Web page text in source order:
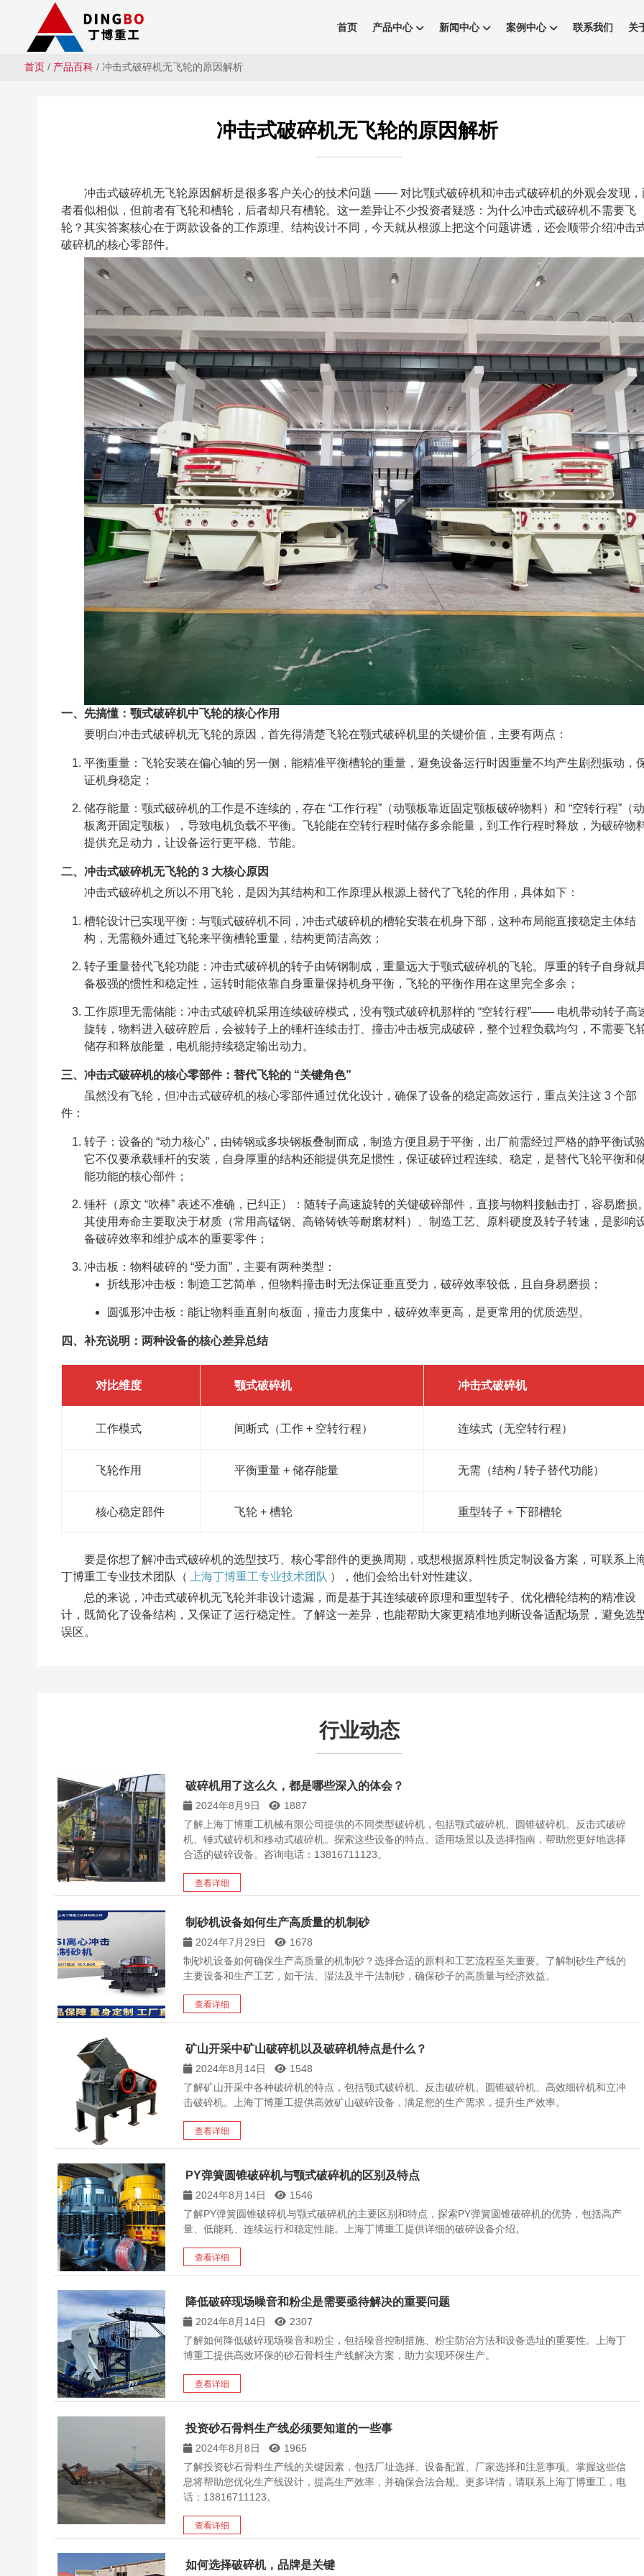
首页 产品中心 新闻中心 案例中心 联系我们 关
首页/ 产品百科/ 冲击式破碎机无飞轮的原因解析
冲击式破碎机无飞轮的原因解析
冲击式破碎机无飞轮原因解析是很多客户关心的技术问题 —— 对比颚式破碎机和冲击式破碎机的外观会发现，
者看似相似，但前者有飞轮和槽轮，后者却只有槽轮。这一差异让不少投资者疑惑：为什么冲击式破碎机不需要飞
轮？其实答案核心在于两款设备的工作原理、结构设计不同，今天就从根源上把这个问题讲透，还会顺带介绍冲击
破碎机的核心零部件。
一、先搞懂：颚式破碎机中飞轮的核心作用
要明白冲击式破碎机无飞轮的原因，首先得清楚飞轮在颚式破碎机里的关键价值，主要有两点：
平衡重量：飞轮安装在偏心轴的另一侧，能精准平衡槽轮的重量，避免设备运行时因重量不均产生剧烈振动，
证机身稳定；
储存能量：颚式破碎机的工作是不连续的，存在 “工作行程”（动颚板靠近固定颚板破碎物料）和 “空转行程”（
板离开固定颚板），导致电机负载不平衡。飞轮能在空转行程时储存多余能量，到工作行程时释放，为破碎物
提供充足动力，让设备运行更平稳、节能。
二、冲击式破碎机无飞轮的 3 大核心原因
冲击式破碎机之所以不用飞轮，是因为其结构和工作原理从根源上替代了飞轮的作用，具体如下：
槽轮设计已实现平衡：与颚式破碎机不同，冲击式破碎机的槽轮安装在机身下部，这种布局能直接稳定主体结
构，无需额外通过飞轮来平衡槽轮重量，结构更简洁高效；
转子重量替代飞轮功能：冲击式破碎机的转子由铸钢制成，重量远大于颚式破碎机的飞轮。厚重的转子自身就
备极强的惯性和稳定性，运转时能依靠自身重量保持机身平衡，飞轮的平衡作用在这里完全多余；
工作原理无需储能：冲击式破碎机采用连续破碎模式，没有颚式破碎机那样的 “空转行程”—— 电机带动转子高
旋转，物料进入破碎腔后，会被转子上的锤杆连续击打、撞击冲击板完成破碎，整个过程负载均匀，不需要飞
储存和释放能量，电机能持续稳定输出动力。
三、冲击式破碎机的核心零部件：替代飞轮的 “关键角色”
虽然没有飞轮，但冲击式破碎机的核心零部件通过优化设计，确保了设备的稳定高效运行，重点关注这 3 个部
件：
转子：设备的 “动力核心”，由铸钢或多块钢板叠制而成，制造方便且易于平衡，出厂前需经过严格的静平衡试
它不仅要承载锤杆的安装，自身厚重的结构还能提供充足惯性，保证破碎过程连续、稳定，是替代飞轮平衡和
能功能的核心部件；
锤杆（原文 “吹棒” 表述不准确，已纠正）：随转子高速旋转的关键破碎部件，直接与物料接触击打，容易磨损
其使用寿命主要取决于材质（常用高锰钢、高铬铸铁等耐磨材料）、制造工艺、原料硬度及转子转速，是影响
备破碎效率和维护成本的重要零件；
冲击板：物料破碎的 “受力面”，主要有两种类型：
折线形冲击板：制造工艺简单，但物料撞击时无法保证垂直受力，破碎效率较低，且自身易磨损；
圆弧形冲击板：能让物料垂直射向板面，撞击力度集中，破碎效率更高，是更常用的优质选型。
四、补充说明：两种设备的核心差异总结
对比维度 颚式破碎机 冲击式破碎机
工作模式 间断式（工作 + 空转行程） 连续式（无空转行程）
飞轮作用 平衡重量 + 储存能量 无需（结构 / 转子替代功能）
核心稳定部件 飞轮 + 槽轮 重型转子 + 下部槽轮
要是你想了解冲击式破碎机的选型技巧、核心零部件的更换周期，或想根据原料性质定制设备方案，可联系上
丁博重工专业技术团队（
上海丁博重工专业技术团队 ），他们会给出针对性建议。
总的来说，冲击式破碎机无飞轮并非设计遗漏，而是基于其连续破碎原理和重型转子、优化槽轮结构的精准设
计，既简化了设备结构，又保证了运行稳定性。了解这一差异，也能帮助大家更精准地判断设备适配场景，避免选
误区。
行业动态
破碎机用了这么久，都是哪些深入的体会？
2024年8月9日
1887
了解上海丁博重工机械有限公司提供的不同类型破碎机，包括颚式破碎机、圆锥破碎机、反击式破碎
机、锤式破碎机和移动式破碎机。探索这些设备的特点、适用场景以及选择指南，帮助您更好地选择
合适的破碎设备。咨询电话：13816711123。
查看详细
制砂机设备如何生产高质量的机制砂
2024年7月29日
1678
制砂机设备如何确保生产高质量的机制砂？选择合适的原料和工艺流程至关重要。了解制砂生产线的
主要设备和生产工艺，如干法、湿法及半干法制砂，确保砂子的高质量与经济效益。
查看详细
矿山开采中矿山破碎机以及破碎机特点是什么？
2024年8月14日
1548
了解矿山开采中各种破碎机的特点，包括颚式破碎机、反击破碎机、圆锥破碎机、高效细碎机和立冲
击破碎机。上海丁博重工提供高效矿山破碎设备，满足您的生产需求，提升生产效率。
查看详细
PY弹簧圆锥破碎机与颚式破碎机的区别及特点
2024年8月14日
1546
了解PY弹簧圆锥破碎机与颚式破碎机的主要区别和特点，探索PY弹簧圆锥破碎机的优势，包括高产
量、低能耗、连续运行和稳定性能。上海丁博重工提供详细的破碎设备介绍。
查看详细
降低破碎现场噪音和粉尘是需要亟待解决的重要问题
2024年8月14日
2307
了解如何降低破碎现场噪音和粉尘，包括噪音控制措施、粉尘防治方法和设备选址的重要性。上海丁
博重工提供高效环保的砂石骨料生产线解决方案，助力实现环保生产。
查看详细
投资砂石骨料生产线必须要知道的一些事
2024年8月8日
1965
了解投资砂石骨料生产线的关键因素，包括厂址选择、设备配置、厂家选择和注意事项。掌握这些信
息将帮助您优化生产线设计，提高生产效率，并确保合法合规。更多详情，请联系上海丁博重工，电
话：13816711123。
查看详细
如何选择破碎机，品牌是关键